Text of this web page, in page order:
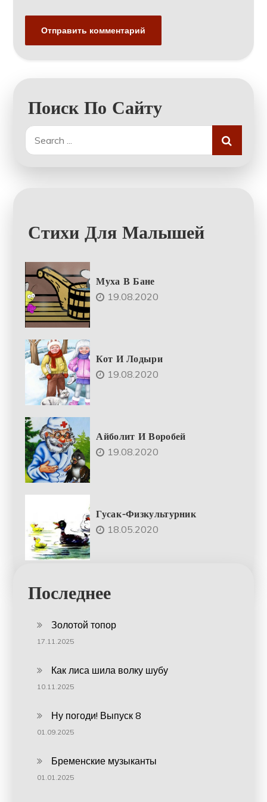
Поиск По Сайту
Search
for:
Стихи Для Малышей
Муха В Бане
19.08.2020
Кот И Лодыри
19.08.2020
Айболит И Воробей
19.08.2020
Гусак-Физкультурник
18.05.2020
Последнее
Золотой топор
17.11.2025
Как лиса шила волку шубу
10.11.2025
Ну погоди! Выпуск 8
01.09.2025
Бременские музыканты
01.01.2025